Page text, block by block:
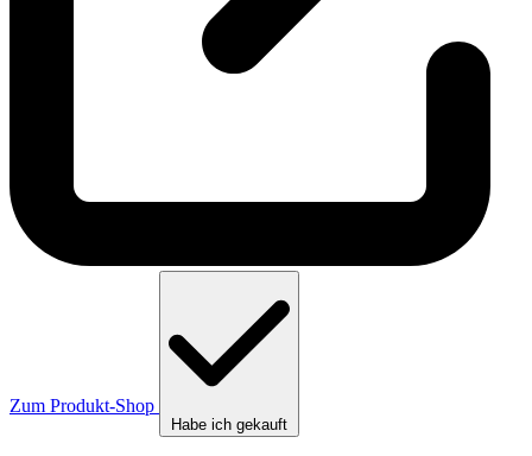
Zum Produkt-Shop
Habe ich gekauft